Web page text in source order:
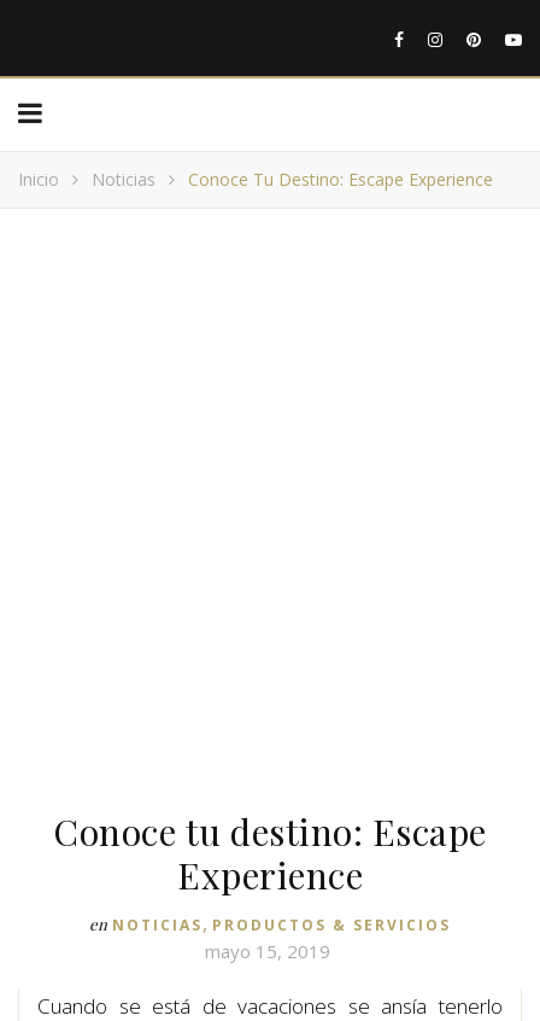
Inicio Noticias Conoce Tu Destino: Escape Experience
Conoce tu destino: Escape
Experience
en NOTICIAS, PRODUCTOS & SERVICIOS
mayo 15, 2019
Cuando se está de vacaciones se ansía tenerlo